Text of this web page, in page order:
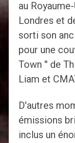
au
Londres et
sorti son
pour une
Town '' de
Liam et
D'autres
émissions
inclus un